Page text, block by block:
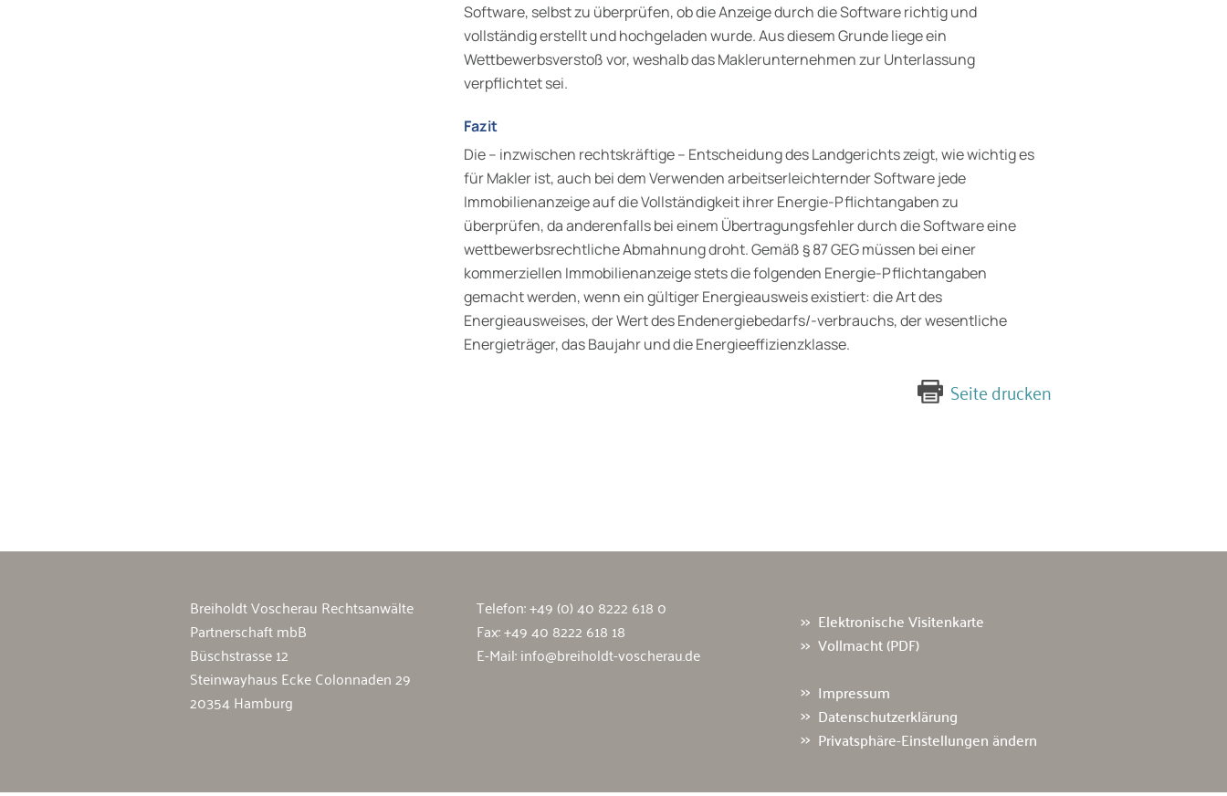
Software, selbst zu überprüfen, ob die Anzeige durch die Software richtig und
vollständig erstellt und hochgeladen wurde. Aus diesem Grunde liege ein
Wettbewerbsverstoß vor, weshalb das Maklerunternehmen zur Unterlassung
verpflichtet sei.
Fazit
Die – inzwischen rechtskräftige – Entscheidung des Landgerichts zeigt, wie wichtig es
für Makler ist, auch bei dem Verwenden arbeitserleichternder Software jede
Immobilienanzeige auf die Vollständigkeit ihrer Energie-Pflichtangaben zu
überprüfen, da anderenfalls bei einem Übertragungsfehler durch die Software eine
wettbewerbsrechtliche Abmahnung droht. Gemäß § 87 GEG müssen bei einer
kommerziellen Immobilienanzeige stets die folgenden Energie-Pflichtangaben
gemacht werden, wenn ein gültiger Energieausweis existiert: die Art des
Energieausweises, der Wert des Endenergiebedarfs/-verbrauchs, der wesentliche
Energieträger, das Baujahr und die Energieeffizienzklasse.
Seite drucken
Breiholdt Voscherau Rechtsanwälte
Partnerschaft mbB
Büschstrasse 12
Steinwayhaus Ecke Colonnaden 29
20354 Hamburg
Telefon:+49 (0) 40 8222 618 0
Fax: +49 40 8222 618 18
E-Mail:info@breiholdt-voscherau.de
Elektronische Visitenkarte
Vollmacht (PDF)
Impressum
Datenschutzerklärung
Privatsphäre-Einstellungen ändern